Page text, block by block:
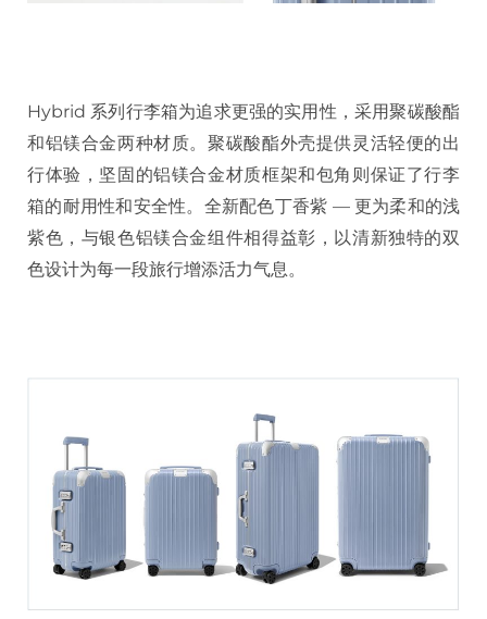
Hybrid 系列行李箱为追求更强的实用性，采用聚碳酸酯
和铝镁合金两种材质。聚碳酸酯外壳提供灵活轻便的出
行体验，坚固的铝镁合金材质框架和包角则保证了行李
箱的耐用性和安全性。全新配色丁香紫 — 更为柔和的浅
紫色，与银色铝镁合金组件相得益彰，以清新独特的双
色设计为每一段旅行增添活力气息。